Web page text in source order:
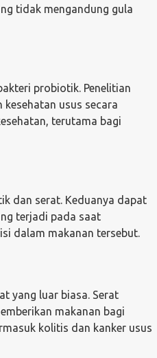
tidak mengandung gula
probiotik. Penelitian
usus secara
terutama bagi
dan serat. Keduanya dapat
terjadi pada saat
dalam makanan tersebut.
yang luar biasa. Serat
makanan bagi
kolitis dan kanker usus